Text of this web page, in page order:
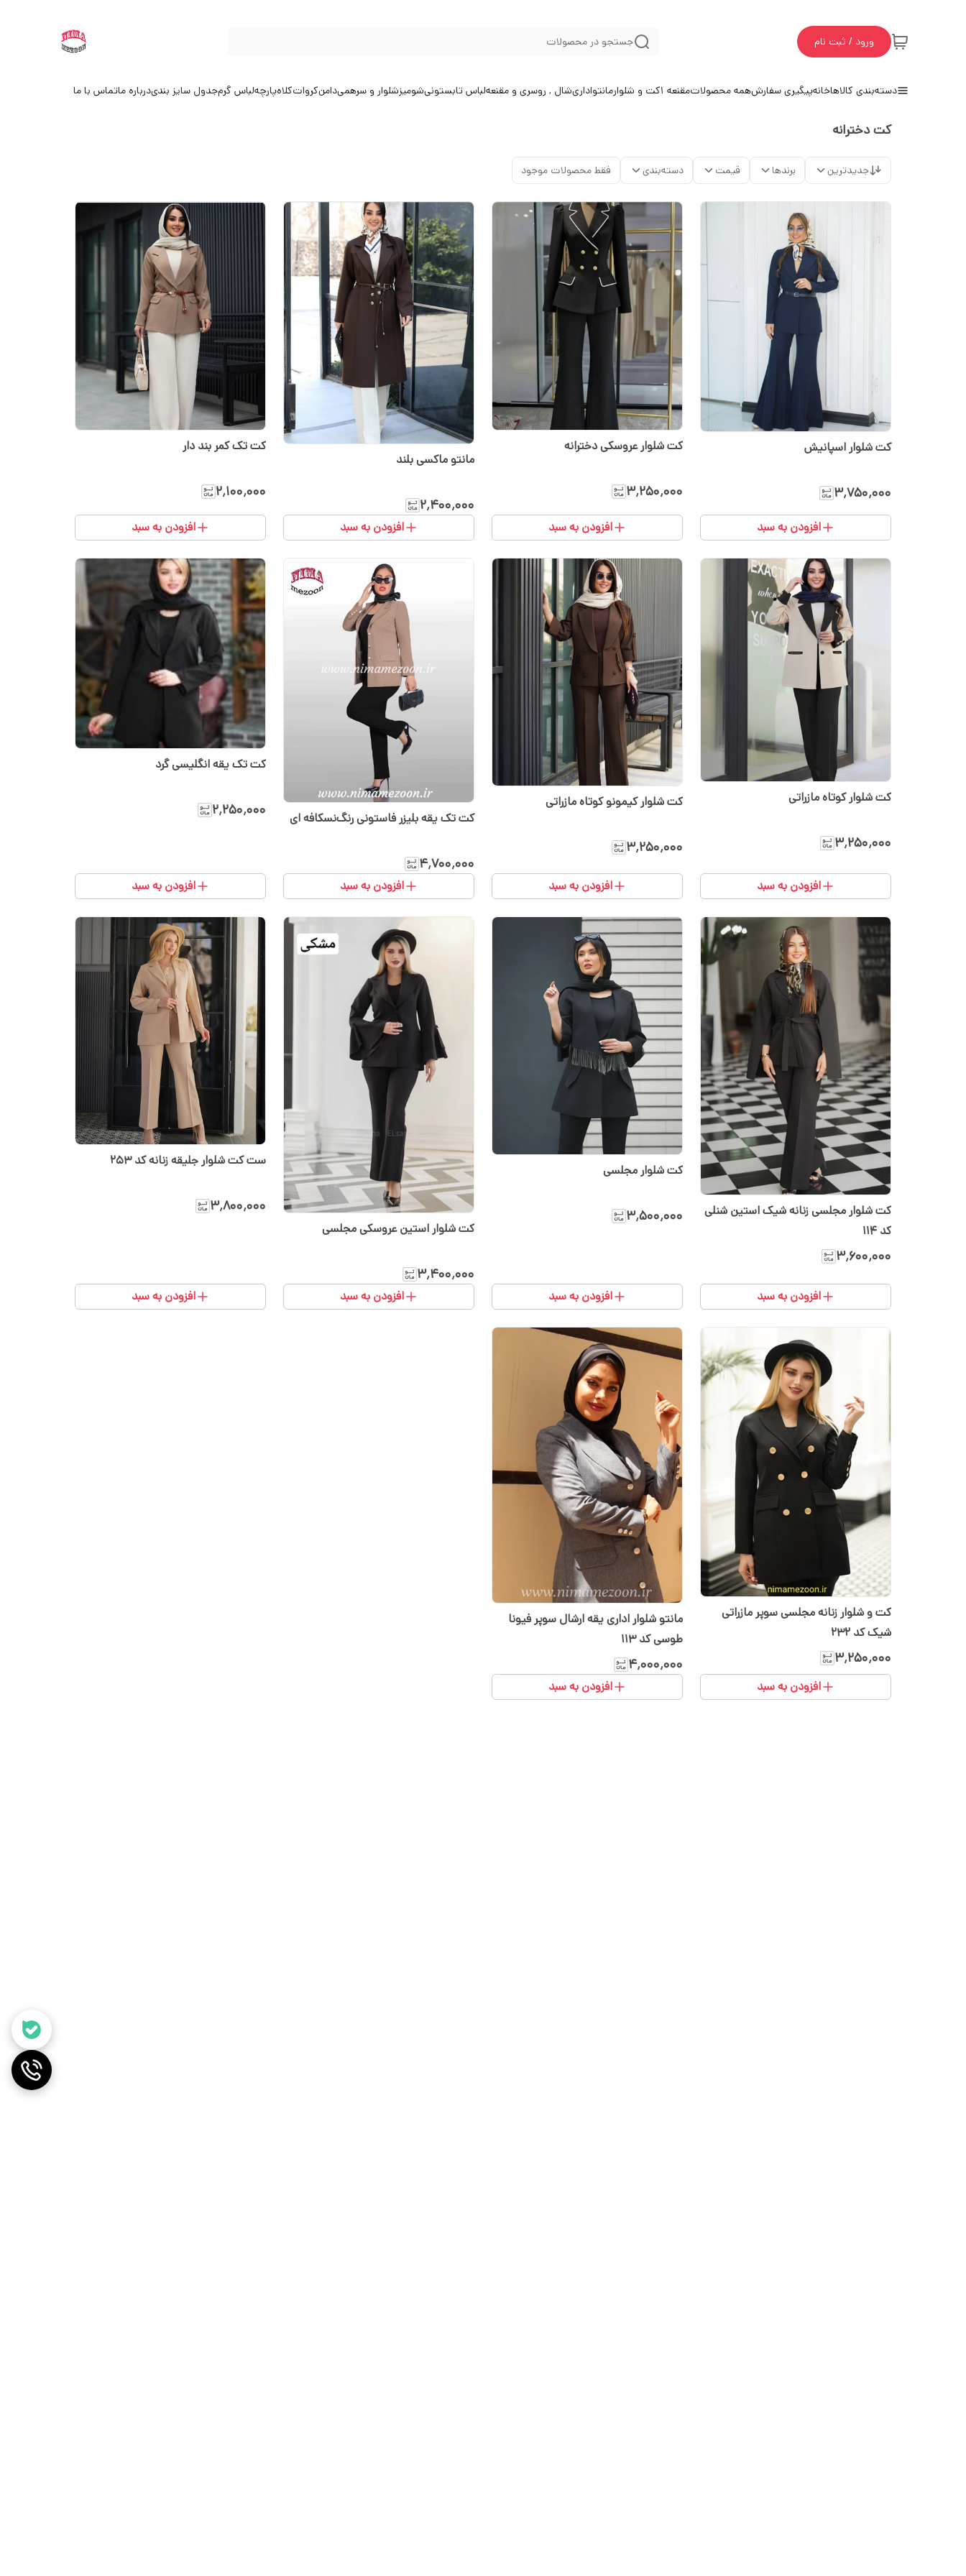
ورود / ثبت نام جستجو در محصولات
دسته‌بندی کالاهاخانهپیگیری سفارشهمه محصولاتمقنعه 1 کت و شلوارمانتواداریشال , روسری و مقنعهلباس تابستونیشومیزشلوار و سرهمیدامنکرواتکلاهپارچهلباس گرمجدول سایز بندیدرباره ماتماس با ما
کت دخترانه
جدیدترین برندها قیمت دسته‌بندی فقط محصولات موجود
کت شلوار اسپانیش
۳٬۷۵۰٬۰۰۰
افزودن به سبد
کت شلوار عروسکی دخترانه
۳٬۲۵۰٬۰۰۰
افزودن به سبد
مانتو ماکسی بلند
۲٬۴۰۰٬۰۰۰
افزودن به سبد
کت تک کمر بند دار
۲٬۱۰۰٬۰۰۰
افزودن به سبد
کت شلوار کوتاه مازراتی
۳٬۲۵۰٬۰۰۰
افزودن به سبد
کت شلوار کیمونو کوتاه مازراتی
۳٬۲۵۰٬۰۰۰
افزودن به سبد
کت تک یقه بلیزر فاستونی رنگ‌نسکافه ای
۴٬۷۰۰٬۰۰۰
افزودن به سبد
کت تک یقه انگلیسی گرد
۲٬۲۵۰٬۰۰۰
افزودن به سبد
کت شلوار مجلسی زنانه شیک استین شنلی
کد ۱۱۴
۳٬۶۰۰٬۰۰۰
افزودن به سبد
کت شلوار مجلسی
۳٬۵۰۰٬۰۰۰
افزودن به سبد
کت شلوار استین عروسکی مجلسی
۳٬۴۰۰٬۰۰۰
افزودن به سبد
ست کت شلوار جلیقه زنانه کد 253
۳٬۸۰۰٬۰۰۰
افزودن به سبد
کت و شلوار زنانه مجلسی سوپر مازراتی
شیک کد 232
۳٬۲۵۰٬۰۰۰
افزودن به سبد
مانتو شلوار اداری یقه ارشال سوپر فیونا
طوسی کد ۱۱۳
۴٬۰۰۰٬۰۰۰
افزودن به سبد